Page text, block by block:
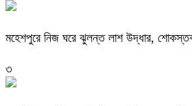
মহেশপুরে নিজ ঘরে ঝুলন্ত লাশ উদ্ধার,
৩